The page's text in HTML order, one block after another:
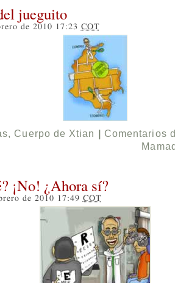
jueguito
de 2010 17:23 COT
, Cuerpo de Xtian
Comentarios
¡No! ¿Ahora sí?
de 2010 17:49 COT